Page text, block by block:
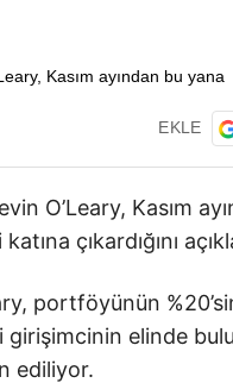
EKLE
O’Leary, Kasım
çıkardığını
portföyünün
elinde
ediliyor.